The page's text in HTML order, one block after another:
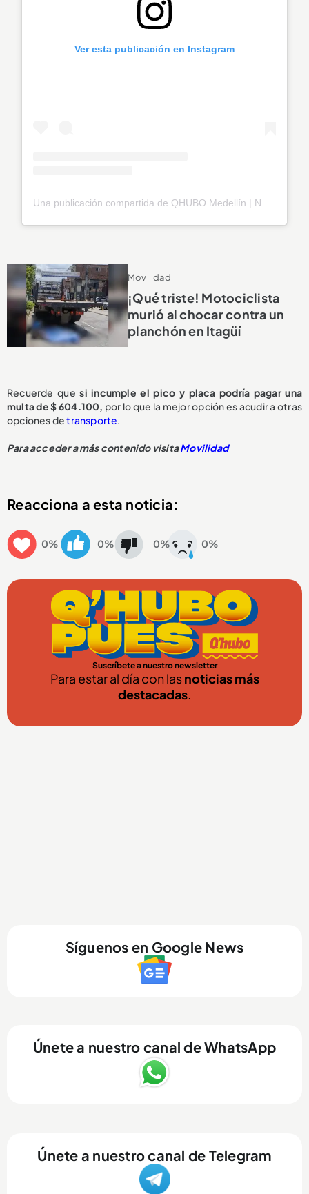
Ver esta publicación en Instagram
Movilidad
¡Qué triste! Motociclista
murió al chocar contra un
planchón en Itagüí
Recuerde quesi incumple el pico y placa podría pagar una
multa de $ 604.100, por lo que la mejor opción es acudir a otras
opciones detransporte.
Para acceder a más contenido visitaMovilidad
Reacciona a esta noticia:
0% 0% 0% 0%
Suscríbete a nuestro newsletter
Para estar al día con lasnoticias más
destacadas.
Síguenos en Google News
Únete a nuestro canal de WhatsApp
Únete a nuestro canal de Telegram